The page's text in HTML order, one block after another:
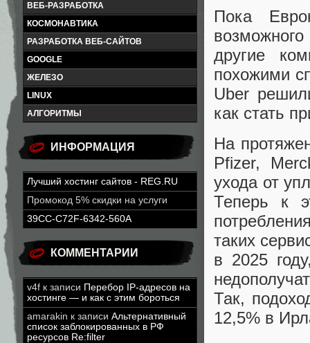
ВЕБ-РАЗРАБОТКА
КОСМОНАВТИКА
РАЗРАБОТКА ВЕБ-САЙТОВ
GOOGLE
ЖЕЛЕЗО
LINUX
АЛГОРИТМЫ
ИНФОРМАЦИЯ
Лучший хостинг сайтов - REG.RU
Промокод 5% скидки на услуги
39CC-C72F-6342-560A
КОММЕНТАРИИ
v4f к записи Перебор IP-адресов на
хостинге — и как с этим бороться
amarakin к записи Альтернативный
список заблокированных в РФ
ресурсов Re:filter
Пока
другие
похожими
Uber
как стать
На
Pfizer,
ухода от
Теперь к
таких
в 2025
Так,
12,5% в